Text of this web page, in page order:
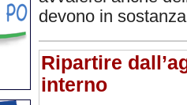
devono in
Ripartire
interno